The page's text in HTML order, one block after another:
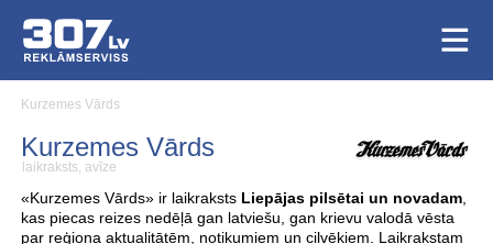
Kurzemes Vārds
Kurzemes Vārds
laikraksts, avīze
«Kurzemes Vārds» ir laikraksts Liepājas pilsētai un novadam,
kas piecas reizes nedēļā gan latviešu, gan krievu valodā vēsta
par reģiona aktualitātēm, notikumiem un cilvēkiem. Laikrakstam